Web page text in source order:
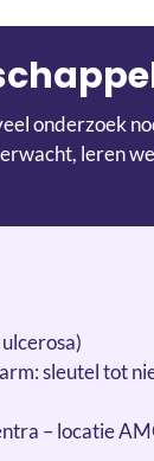
onderzoek
leren
sleutel tot
– locatie